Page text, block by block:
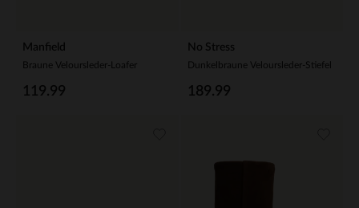
Manfield
Braune Veloursleder-Loafer
119.99
No Stress
Dunkelbraune Veloursleder-Stiefel
189.99